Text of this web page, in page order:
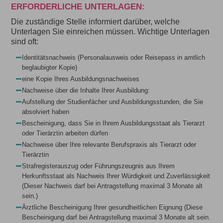
ERFORDERLICHE UNTERLAGEN:
Die zuständige Stelle informiert darüber, welche
Unterlagen Sie einreichen müssen. Wichtige Unterlagen
sind oft:
Identitätsnachweis (Personalausweis oder Reisepass in amtlich
beglaubigter Kopie)
eine Kopie Ihres Ausbildungsnachweises
Nachweise über die Inhalte Ihrer Ausbildung:
Aufstellung der Studienfächer und Ausbildungsstunden, die Sie
absolviert haben
Bescheinigung, dass Sie in Ihrem Ausbildungsstaat als Tierarzt
oder Tierärztin arbeiten dürfen
Nachweise über Ihre relevante Berufspraxis als Tierarzt oder
Tierärztin
Strafregisterauszug oder Führungszeugnis aus Ihrem
Herkunftsstaat als Nachweis Ihrer Würdigkeit und Zuverlässigkeit
(Dieser Nachweis darf bei Antragstellung maximal 3 Monate alt
sein.)
Ärztliche Bescheinigung Ihrer gesundheitlichen Eignung (Diese
Bescheinigung darf bei Antragstellung maximal 3 Monate alt sein.